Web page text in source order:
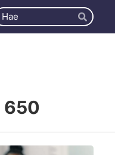
Haku
Hae
650